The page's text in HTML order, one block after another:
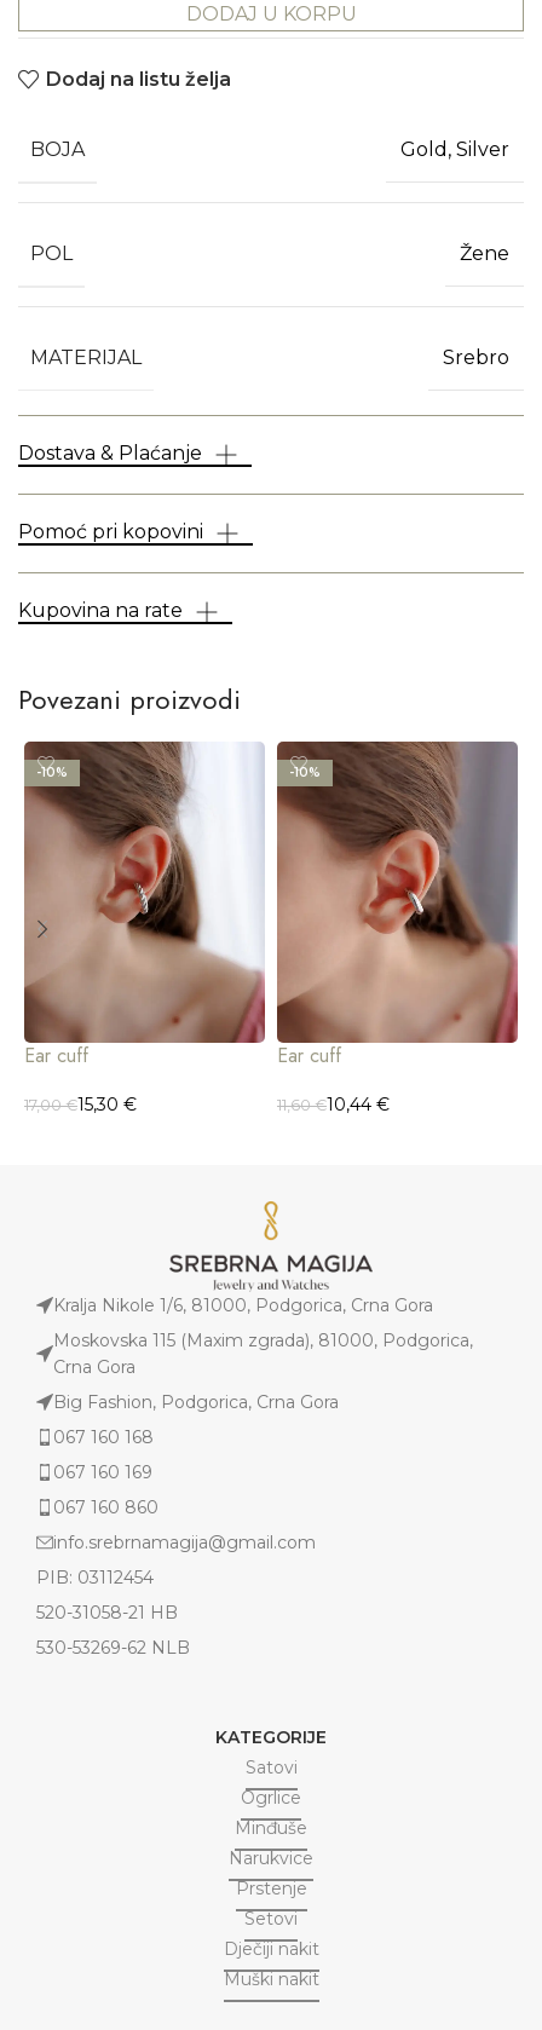
DODAJ U KORPU
Dodaj na listu želja
BOJA Gold, Silver
POL Žene
MATERIJAL Srebro
Dostava & Plaćanje
Pomoć pri kopovini
Kupovina na rate
Povezani proizvodi
-10%
Ear cuff
17,00€15,30 €
-10%
Ear cuff
11,60€10,44 €
Kralja Nikole 1/6, 81000, Podgorica, Crna Gora
Moskovska 115 (Maxim zgrada), 81000, Podgorica,
Crna Gora
Big Fashion, Podgorica, Crna Gora
067 160 168
067 160 169
067 160 860
info.srebrnamagija@gmail.com
PIB: 03112454
520-31058-21 HB
530-53269-62 NLB
KATEGORIJE
Satovi
Ogrlice
Minđuše
Narukvice
Prstenje
Setovi
Dječiji nakit
Muški nakit